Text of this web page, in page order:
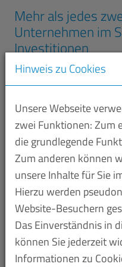
Mehr als jedes
Unternehmen im
Investitionen
16.07.2026
Die Unternehmen
und
Skepsis auf den
Investitionen im
zeigt eine aktuelle
Metall- und
(ME Saar)…
Hinweis zu Cookies
Unsere Webseite
zwei Funktionen: Zum
die grundlegende
Zum anderen können
unsere Inhalte für Sie
Hierzu werden
Website-Besuchern
Das Einverständnis in
können Sie jederzeit
Informationen zu